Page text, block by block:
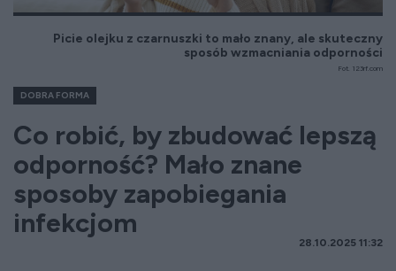
Picie olejku z czarnuszki to mało znany, ale skuteczny
sposób wzmacniania odporności
Fot. 123rf.com
DOBRA FORMA
Co robić, by zbudować lepszą
odporność? Mało znane
sposoby zapobiegania
infekcjom
28.10.2025 11:32